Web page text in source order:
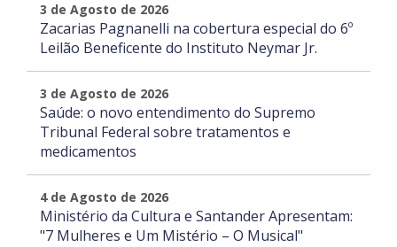
3 de Agosto de 2026
Zacarias Pagnanelli na cobertura especial do 6º
Leilão Beneficente do Instituto Neymar Jr.
3 de Agosto de 2026
Saúde: o novo entendimento do Supremo
Tribunal Federal sobre tratamentos e
medicamentos
4 de Agosto de 2026
Ministério da Cultura e Santander Apresentam:
"7 Mulheres e Um Mistério – O Musical"